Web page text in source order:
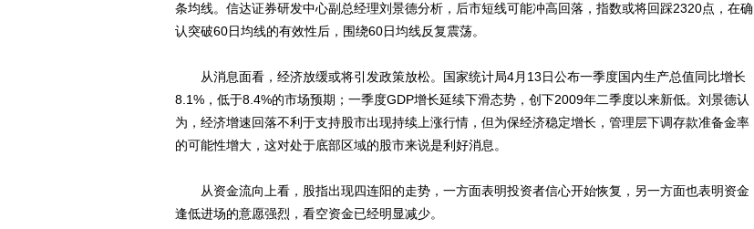
条均线。信达证券研发中心副总经理刘景德分析，后市短线可能冲高回落，指数或将回踩2320点，在确
认突破60日均线的有效性后，围绕60日均线反复震荡。
从消息面看，经济放缓或将引发政策放松。国家统计局4月13日公布一季度国内生产总值同比增长
8.1%，低于8.4%的市场预期；一季度GDP增长延续下滑态势，创下2009年二季度以来新低。刘景德认
为，经济增速回落不利于支持股市出现持续上涨行情，但为保经济稳定增长，管理层下调存款准备金率
的可能性增大，这对处于底部区域的股市来说是利好消息。
从资金流向上看，股指出现四连阳的走势，一方面表明投资者信心开始恢复，另一方面也表明资金
逢低进场的意愿强烈，看空资金已经明显减少。